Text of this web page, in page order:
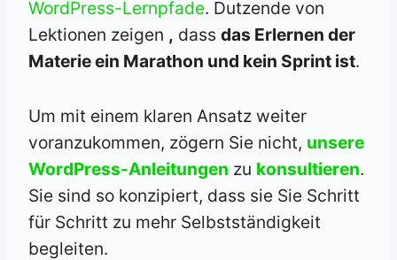
WordPress-Lernpfade. Dutzende von
Lektionen zeigen , dass das Erlernen der
Materie ein Marathon und kein Sprint ist.
Um mit einem klaren Ansatz weiter
voranzukommen, zögern Sie nicht, unsere
WordPress-Anleitungen zu konsultieren.
Sie sind so konzipiert, dass sie Sie Schritt
für Schritt zu mehr Selbstständigkeit
begleiten.